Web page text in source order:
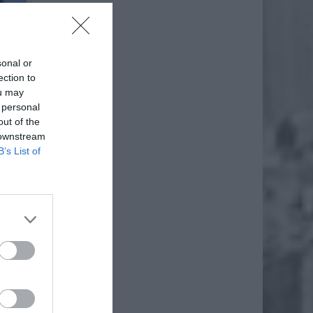
or
to
may
of the
List of
do
latach